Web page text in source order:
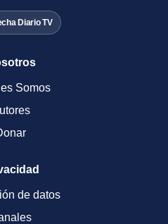
Diario TV
Somos
de datos